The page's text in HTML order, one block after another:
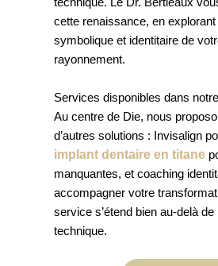
technique. Le Dr. Bertieaux
cette renaissance, en
symbolique et identitaire de
rayonnement.
Services disponibles dans
Au centre de Die, nous
d’autres solutions : Invisalign
implant dentaire en titane
manquantes, et coaching
accompagner votre
service s’étend bien au-delà
technique.